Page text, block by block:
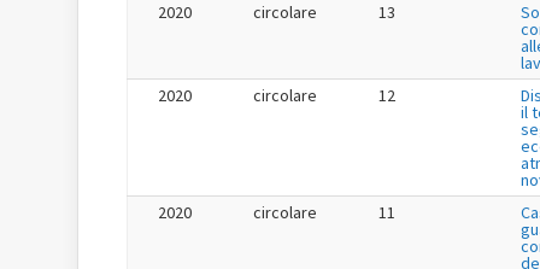
2020
circolare 13
2020
circolare 12
il
2020
circolare 11